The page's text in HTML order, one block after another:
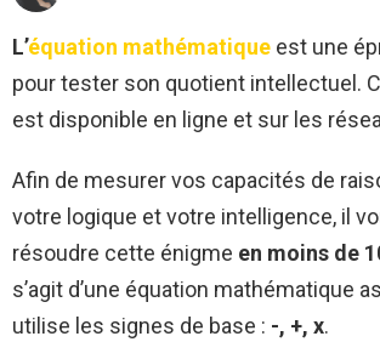
L’équation mathématique est une
pour tester son quotient intellectuel.
est disponible en ligne et sur les
Afin de mesurer vos capacités de
votre logique et votre intelligence, il
résoudre cette énigme en moins de
s’agit d’une équation mathématique
utilise les signes de base : -, +, x.